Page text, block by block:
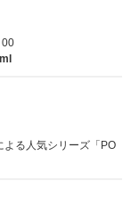
00
よる人気シリーズ「PO